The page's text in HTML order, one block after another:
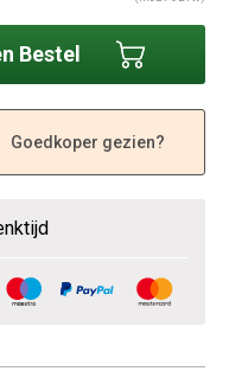
Bestel
Goedkoper gezien?